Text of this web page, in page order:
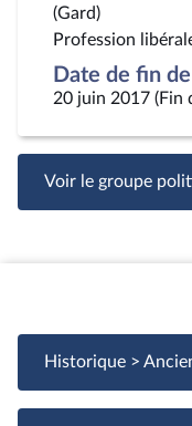
(Gard)
Profession
Date de fin
20 juin 2017 (Fin
Voir le groupe
Historique >